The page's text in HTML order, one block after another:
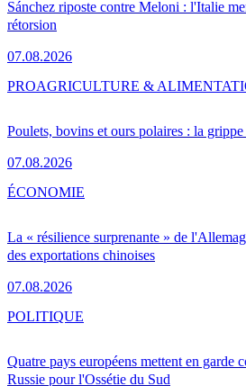
Sánchez riposte contre Meloni : l'Italie
rétorsion
07.08.2026
Poulets, bovins et ours polaires : la
07.08.2026
PROAGRICULTURE &
La « résilience surprenante » de
des exportations chinoises
07.08.2026
ÉCONOMIE
Quatre pays européens mettent en garde
Russie pour l'Ossétie du Sud
POLITIQUE